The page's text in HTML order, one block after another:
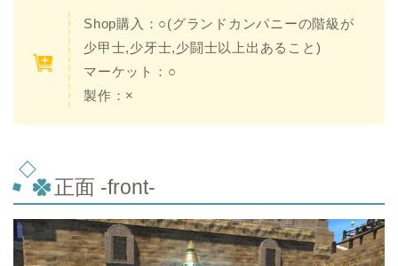
Shop購入：○(グランドカンパニーの階級が
少甲士,少牙士,少闘士以上出あること)
マーケット：○
製作：×
正面 -front-